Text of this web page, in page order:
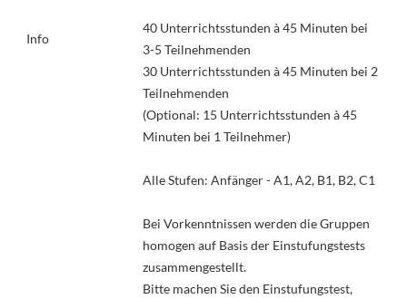
Info
40 Unterrichtsstunden à 45 Minuten bei
3-5 Teilnehmenden
30 Unterrichtsstunden à 45 Minuten bei 2
Teilnehmenden
(Optional: 15 Unterrichtsstunden à 45
Minuten bei 1 Teilnehmer)
Alle Stufen: Anfänger - A1, A2, B1, B2, C1
Bei Vorkenntnissen werden die Gruppen
homogen auf Basis der Einstufungstests
zusammengestellt.
Bitte machen Sie den Einstufungstest,